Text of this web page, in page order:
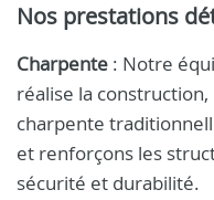
Nos prestations
Charpente : Notre
réalise la
charpente
et renforçons les
sécurité et durabilité.